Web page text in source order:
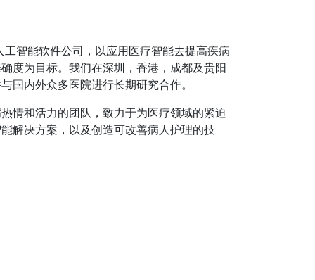
工智能软件公司，以应用医疗智能去提高疾病
度为目标。我们在深圳，香港，成都及贵阳
国内外众多医院进行长期研究合作。
情和活力的团队，致力于为医疗领域的紧迫
解决方案，以及创造可改善病人护理的技